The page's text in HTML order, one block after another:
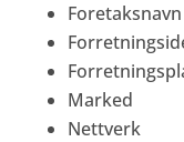
Marked
Nettverk